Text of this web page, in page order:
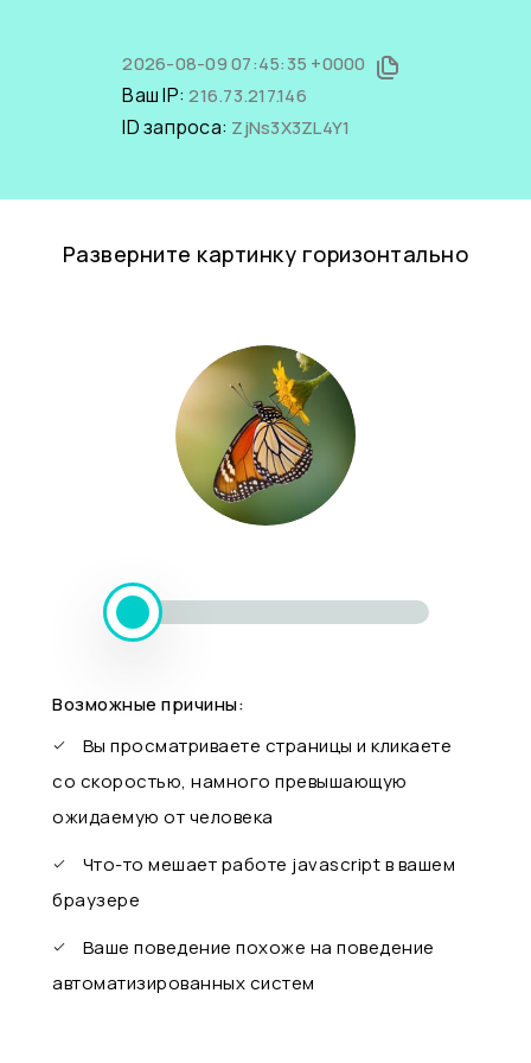
2026-08-09 07:45:35 +0000
Ваш IP:216.73.217.146
ID запроса: ZjNs3X3ZL4Y1
Разверните картинку горизонтально
Возможные причины:
Вы просматриваете страницы и кликаете
со скоростью, намного превышающую
ожидаемую от человека
Что-то мешает работе javascript в вашем
браузере
Ваше поведение похоже на поведение
автоматизированных систем